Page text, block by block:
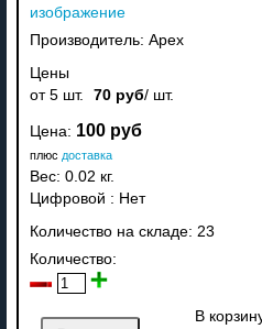
изображение
Производитель: Apex
Цены
от 5 шт.
70 руб/ шт.
Цена: 100 руб
плюс доставка
Вес: 0.02 кг.
Цифровой : Нет
Количество на складе: 23
Количество:
В